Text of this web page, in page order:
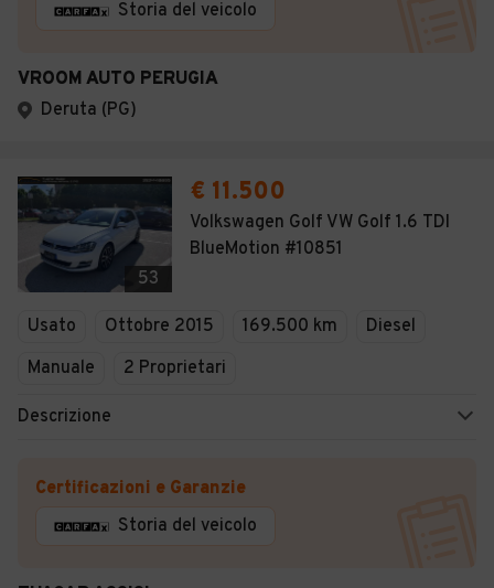
Storia del veicolo
VROOM AUTO PERUGIA
Deruta (PG)
53
€ 11.500
Volkswagen Golf VW Golf 1.6 TDI
BlueMotion #10851
Usato Ottobre 2015 169.500 km
Diesel
Manuale
2 Proprietari
Descrizione
Certificazioni e Garanzie
Storia del veicolo